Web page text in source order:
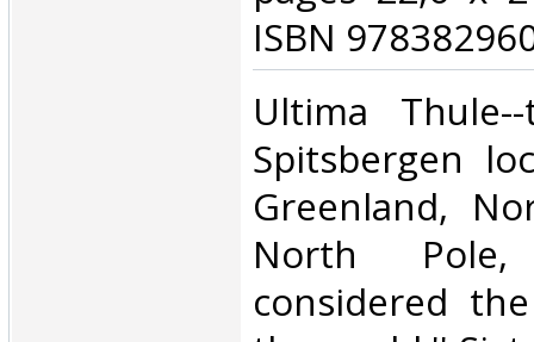
ISBN
‎Ultima
Spitsbergen
Greenland,
North
considered